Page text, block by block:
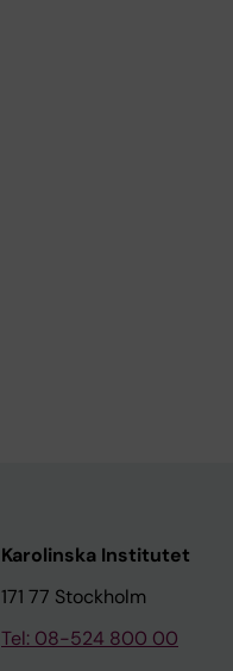
Karolinska Institutet
171 77 Stockholm
Tel: 08-524 800 00